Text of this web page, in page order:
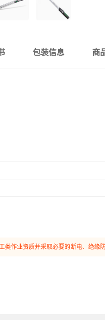
包装信息 商
作业资质并采取必要的断电、绝缘防